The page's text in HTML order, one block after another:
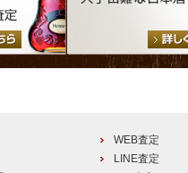
WEB査定
LINE査定